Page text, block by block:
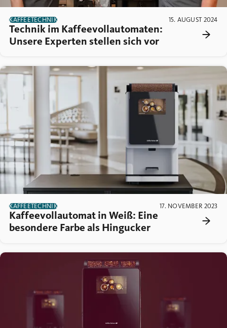
KAFFEETECHNIK 15. AUGUST 2024
Technik im Kaffeevollautomaten:
Unsere Experten stellen sich vor
KAFFEETECHNIK 17. NOVEMBER 2023
Kaffeevollautomat in Weiß: Eine
besondere Farbe als Hingucker